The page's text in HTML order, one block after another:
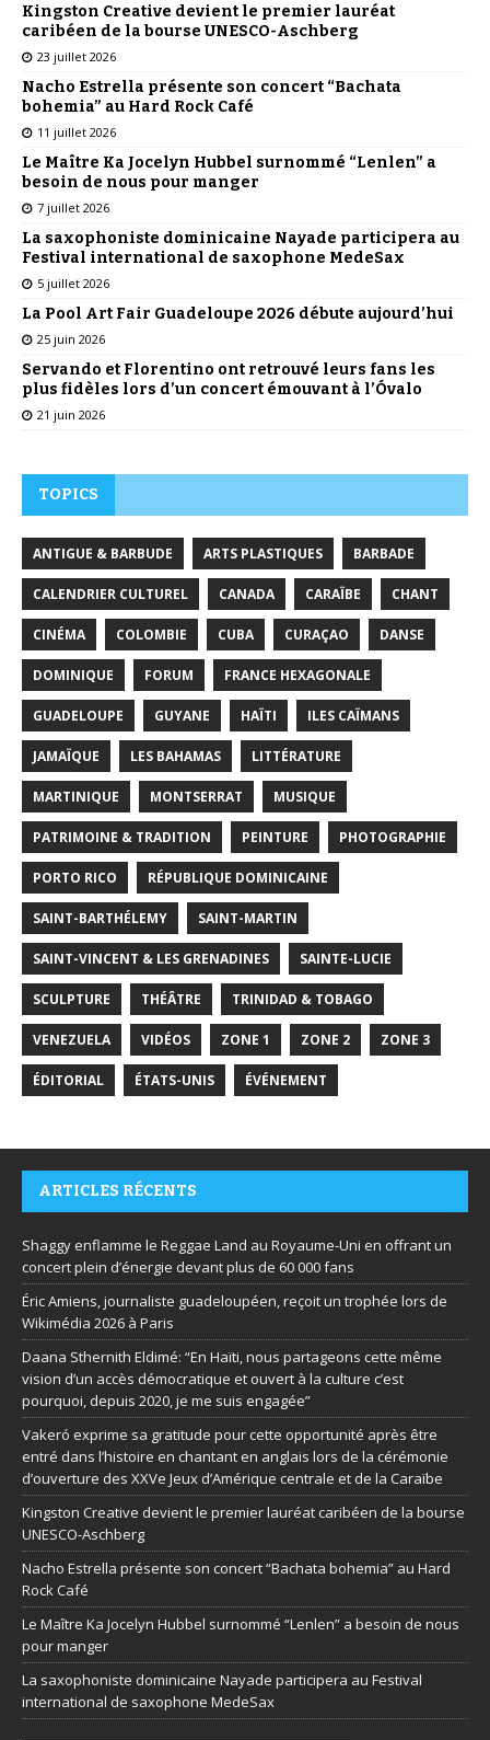
Kingston Creative devient le premier lauréat
caribéen de la bourse UNESCO-Aschberg
23 juillet 2026
Nacho Estrella présente son concert “Bachata
bohemia” au Hard Rock Café
11 juillet 2026
Le Maître Ka Jocelyn Hubbel surnommé “Lenlen” a
besoin de nous pour manger
7 juillet 2026
La saxophoniste dominicaine Nayade participera au
Festival international de saxophone MedeSax
5 juillet 2026
La Pool Art Fair Guadeloupe 2026 débute aujourd’hui
25 juin 2026
Servando et Florentino ont retrouvé leurs fans les
plus fidèles lors d’un concert émouvant à l’Óvalo
21 juin 2026
TOPICS
ANTIGUE & BARBUDE ARTS PLASTIQUES BARBADE
CALENDRIER CULTUREL CANADA CARAÏBE CHANT
CINÉMA COLOMBIE CUBA CURAÇAO DANSE
DOMINIQUE FORUM FRANCE HEXAGONALE
GUADELOUPE GUYANE HAÏTI ILES CAÏMANS
JAMAÏQUE LES BAHAMAS LITTÉRATURE
MARTINIQUE MONTSERRAT MUSIQUE
PATRIMOINE & TRADITION PEINTURE PHOTOGRAPHIE
PORTO RICO RÉPUBLIQUE DOMINICAINE
SAINT-BARTHÉLEMY SAINT-MARTIN
SAINT-VINCENT & LES GRENADINES SAINTE-LUCIE
SCULPTURE THÉÂTRE TRINIDAD & TOBAGO
VENEZUELA VIDÉOS ZONE 1 ZONE 2 ZONE 3
ÉDITORIAL ÉTATS-UNIS ÉVÉNEMENT
ARTICLES RÉCENTS
Shaggy enflamme le Reggae Land au Royaume-Uni en offrant un
concert plein d’énergie devant plus de 60 000 fans
Éric Amiens, journaliste guadeloupéen, reçoit un trophée lors de
Wikimédia 2026 à Paris
Daana Sthernith Eldimé: “En Haïti, nous partageons cette même
vision d’un accès démocratique et ouvert à la culture c’est
pourquoi, depuis 2020, je me suis engagée”
Vakeró exprime sa gratitude pour cette opportunité après être
entré dans l’histoire en chantant en anglais lors de la cérémonie
d’ouverture des XXVe Jeux d’Amérique centrale et de la Caraïbe
Kingston Creative devient le premier lauréat caribéen de la bourse
UNESCO-Aschberg
Nacho Estrella présente son concert “Bachata bohemia” au Hard
Rock Café
Le Maître Ka Jocelyn Hubbel surnommé “Lenlen” a besoin de nous
pour manger
La saxophoniste dominicaine Nayade participera au Festival
international de saxophone MedeSax